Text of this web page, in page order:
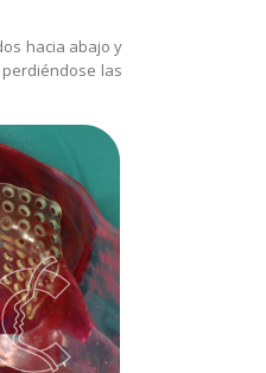
hacia abajo y
las